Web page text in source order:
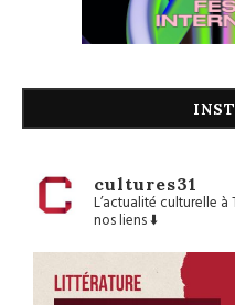
cultures31
L’actualité culturelle
nos liens ⬇️